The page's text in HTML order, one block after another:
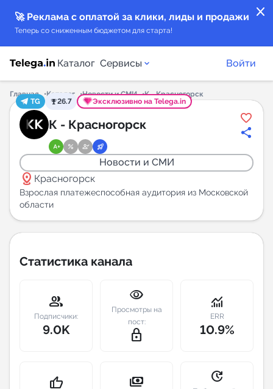
close
🚀 Реклама с оплатой за клики, лиды и продажи
Теперь со сниженным бюджетом для старта!
Каталог Сервисы
Каталог каналов
Каталог ботов
Горящие предложения
Индекс читаемости каналов в Telegram
New
New
Индивидуальное сопровождение
Аналитика Telegram
Войти
Главная Каталог Новости и СМИ
К - Красногорск
TG
26.7 Эксклюзивно на Telega.in
К - Красногорск
Новости и СМИ
distance Красногорск
Взрослая платежеспособная аудитория из Московской
области
Статистика канала
group
Подписчики:
9.0K
visibility
Просмотры на
пост:
lock_outline
monitoring
ERR
10.9%
thumb_up payments update